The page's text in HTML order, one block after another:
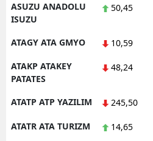
ASUZU ANADOLU
ISUZU
50,45
ATAGY ATA GMYO 10,59
ATAKP ATAKEY
PATATES
48,24
ATATP ATP YAZILIM 245,50
ATATR ATA TURIZM 14,65